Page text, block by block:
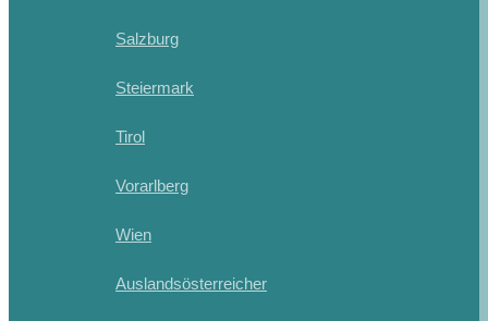
Salzburg
Steiermark
Tirol
Vorarlberg
Wien
Auslandsösterreicher